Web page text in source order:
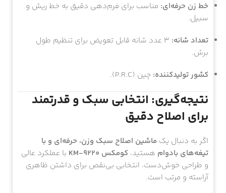
خط زن حرفه‌ای: مناسب برای فرم‌دهی دقیق به خط ریش و
سبیل.
تعداد شانه:
۳ عدد شانه قابل تعویض برای تنظیم طول
برش.
کشور تولیدکننده: چین (P.R.C).
نتیجه‌گیری: انتخابی سبک و قدرتمند
برای اصلاح دقیق
اگر به دنبال یک ماشین اصلاح سبک وزن، حرفه‌ای و با
تیغه‌های بادوام هستید، کومکس KM-9220
با عملکرد عالی
و طراحی خوش‌دست، انتخابی بی‌نقص برای داشتن ظاهری
آراسته و مرتب است.